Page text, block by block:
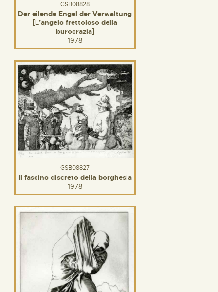
GSB08828
Der eilende Engel der Verwaltung
[L’angelo frettoloso della
burocrazia]
1978
GSB08827
Il fascino discreto della borghesia
1978